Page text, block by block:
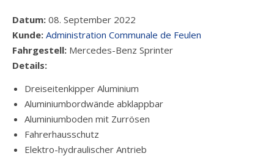
Datum: 08. September 2022
Kunde: Administration Communale de Feulen
Fahrgestell: Mercedes-Benz Sprinter
Details:
Dreiseitenkipper Aluminium
Aluminiumbordwände abklappbar
Aluminiumboden mit Zurrösen
Fahrerhausschutz
Elektro-hydraulischer Antrieb